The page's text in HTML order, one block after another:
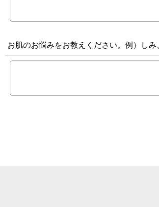
お肌のお悩みをお教えください。例）し